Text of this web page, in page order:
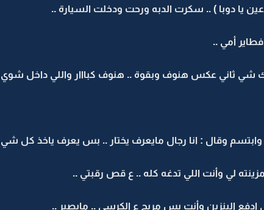
يا دوبا ) .. سكرت الدبه ورحت ودخلت السيارة ..
أمي ..
شي ثاني عكس هنوف وبقوة .. هنوف كبااار واللي داخل
وقال : انا رجال مايعرف يختار .. بس يعرف ياخذ كل شي
لي وأنت اللي تدغه كله .. ع قص رقبتي ..
ادفع البنزين وأنت بس مريح ع الكرسي .. مايصير ..